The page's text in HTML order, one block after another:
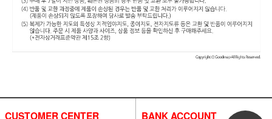
CUSTOMER CENTER BANK ACCOUNT